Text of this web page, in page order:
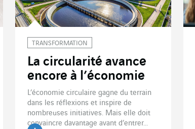
TRANSFORMATION
La circularité avance
encore à l’économie
L’économie circulaire gagne du terrain
dans les réflexions et inspire de
nombreuses initiatives. Mais elle doit
convaincre davantage avant d’entrer...